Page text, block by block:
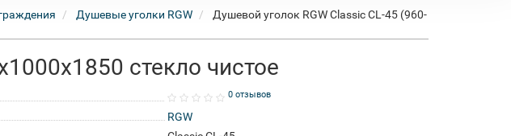
Душевые уголки RGW
Душевой уголок RGW Classic CL-45 (960-
стекло чистое
0 отзывов
RGW